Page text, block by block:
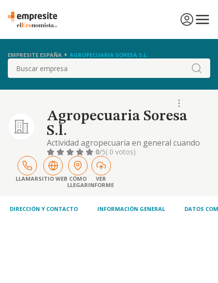
EMPRESITE ESPAÑA AGROPECUARIA SORESA S.L.
Buscar
Agropecuaria Soresa
S.l.
Actividad agropecuaria en general cuando
sea preciso, las actividades se realizaran a
traves de personal debidamente titulado
0/5( 0 votos)
LLAMARSITIO WEB CÓMO
LLEGAR
VER
INFORME
DIRECCIÓN Y CONTACTO INFORMACIÓN GENERAL DATOS